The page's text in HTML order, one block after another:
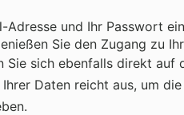
und Ihr Passwort
Sie den Zugang zu
Sie sich ebenfalls direkt auf
Daten reicht aus, um die